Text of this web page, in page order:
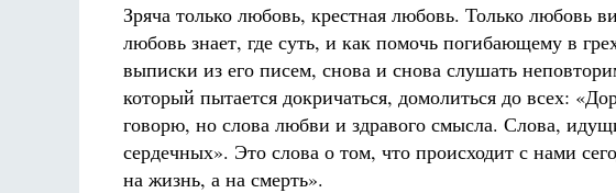
Зряча только любовь, крестная любовь. Только любовь
любовь знает, где суть, и как помочь погибающему в
выписки из его писем, снова и снова слушать
который пытается докричаться, домолиться до всех:
говорю, но слова любви и здравого смысла. Слова,
сердечных». Это слова о том, что происходит с нами
на жизнь, а на смерть».